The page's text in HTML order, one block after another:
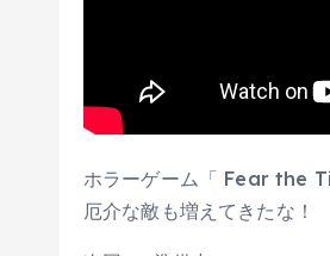
ホラーゲーム「 Fear the
厄介な敵も増えてきたな！